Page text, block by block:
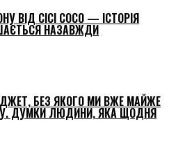
ВІД CICI COCO — ІСТОРІЯ
НАЗАВЖДИ
БЕЗ ЯКОГО МИ ВЖЕ МАЙЖЕ
ДУМКИ ЛЮДИНИ, ЯКА ЩОДНЯ